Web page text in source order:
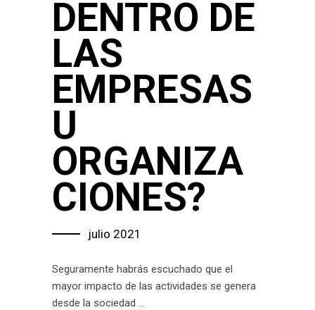
DENTRO DE
LAS
EMPRESAS
U
ORGANIZA
CIONES?
julio 2021
Seguramente habrás escuchado que el
mayor impacto de las actividades se genera
desde la sociedad